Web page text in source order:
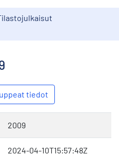
tiedot
2009
2024-04-10T15:57:48Z